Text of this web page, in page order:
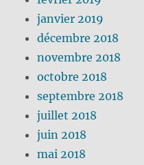
janvier 2019
décembre 2018
novembre 2018
octobre 2018
septembre 2018
juillet 2018
juin 2018
mai 2018